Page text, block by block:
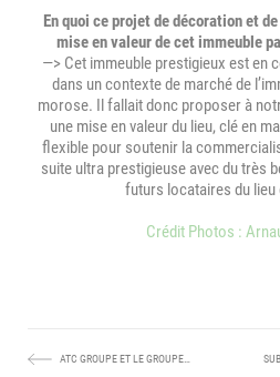
En quoi ce projet de décoration et
mise en valeur de cet immeuble
—> Cet immeuble prestigieux est en
dans un contexte de marché de
morose. Il fallait donc proposer à
une mise en valeur du lieu, clé en
flexible pour soutenir la
suite ultra prestigieuse avec du très
futurs locataires du lieu
Crédit Photos :
ARTICLEATC GROUPE ET LE GROUPE…